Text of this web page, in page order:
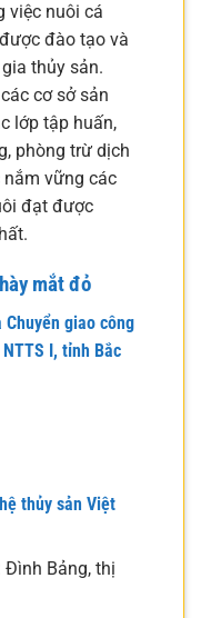
việc nuôi cá
đào tạo và
thủy sản.
cơ sở sản
lớp tập huấn,
phòng trừ dịch
nắm vững các
đạt được
mắt đỏ
giao công
I, tỉnh Bắc
thủy sản Việt
Đình Bảng, thị